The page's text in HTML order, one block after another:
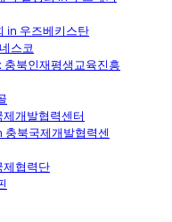
in 우즈베키스탄
스코
충북인재평생교육진흥
개발협력센터
충북국제개발협력센
제협력단